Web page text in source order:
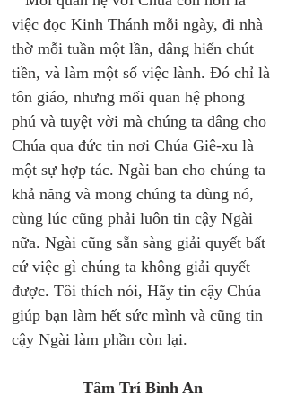
việc đọc Kinh Thánh mỗi ngày, đi nhà
thờ mỗi tuần một lần, dâng hiến chút
tiền, và làm một số việc lành. Đó chỉ là
tôn giáo, nhưng mối quan hệ phong
phú và tuyệt vời mà chúng ta dâng cho
Chúa qua đức tin nơi Chúa Giê-xu là
một sự hợp tác. Ngài ban cho chúng ta
khả năng và mong chúng ta dùng nó,
cùng lúc cũng phải luôn tin cậy Ngài
nữa. Ngài cũng sẵn sàng giải quyết bất
cứ việc gì chúng ta không giải quyết
được. Tôi thích nói, Hãy tin cậy Chúa
giúp bạn làm hết sức mình và cũng tin
cậy Ngài làm phần còn lại.
Tâm Trí Bình An